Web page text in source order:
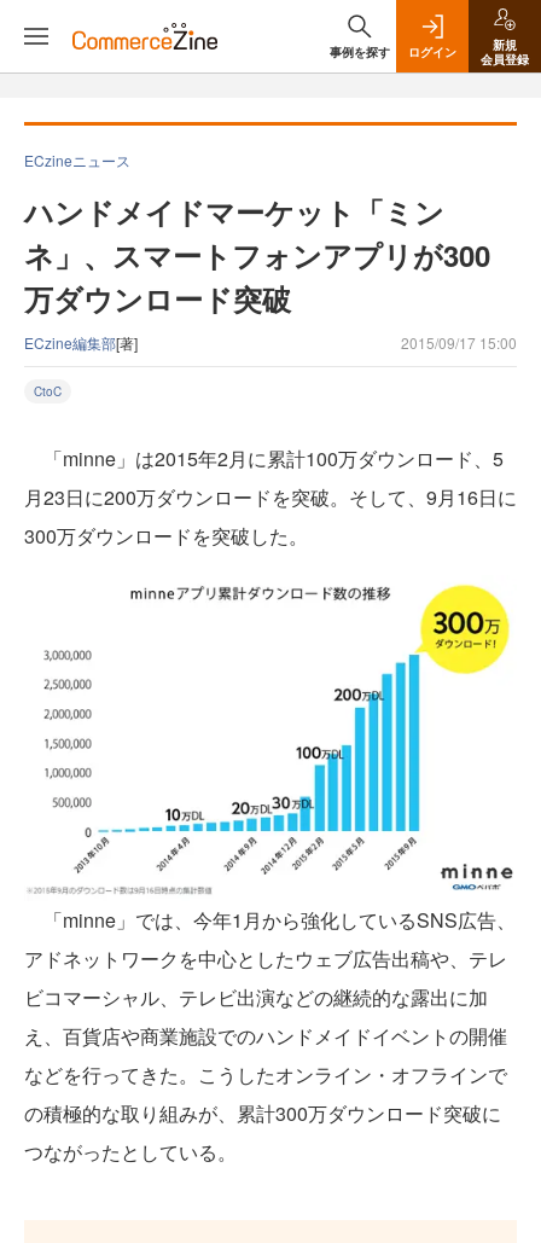
事例を探す ログイン
新規
会員登録
ECzineニュース
ハンドメイドマーケット「ミン
ネ」、スマートフォンアプリが300
万ダウンロード突破
ECzine編集部[著] 2015/09/17 15:00
CtoC
「minne」は2015年2月に累計100万ダウンロード、5
月23日に200万ダウンロードを突破。そして、9月16日に
300万ダウンロードを突破した。
「minne」では、今年1月から強化しているSNS広告、
アドネットワークを中心としたウェブ広告出稿や、テレ
ビコマーシャル、テレビ出演などの継続的な露出に加
え、百貨店や商業施設でのハンドメイドイベントの開催
などを行ってきた。こうしたオンライン・オフラインで
の積極的な取り組みが、累計300万ダウンロード突破に
つながったとしている。